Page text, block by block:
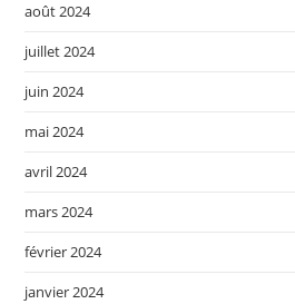
août 2024
juillet 2024
juin 2024
mai 2024
avril 2024
mars 2024
février 2024
janvier 2024